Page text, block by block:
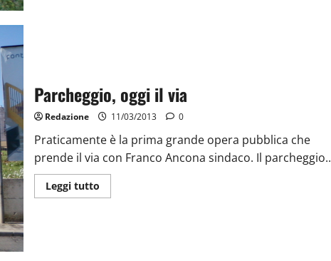
Parcheggio, oggi il via
Redazione 11/03/2013 0
Praticamente è la prima grande opera pubblica che
prende il via con Franco Ancona sindaco. Il
Leggi tutto